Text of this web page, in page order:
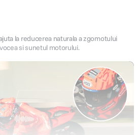
la reducerea naturala a zgomotului
si sunetul motorului.